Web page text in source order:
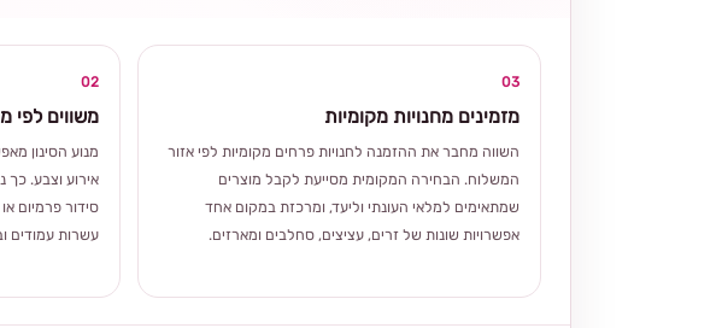
02
משווים לפי
מנוע הסינון
אירוע וצבע. כך
סידור פרמיום
עשרות עמודים
03
מזמינים מחנויות מקומיות
השווה מחבר את ההזמנה לחנויות פרחים מקומיות לפי אזור
המשלוח. הבחירה המקומית מסייעת לקבל מוצרים
שמתאימים למלאי העונתי וליעד, ומרכזת במקום אחד
אפשרויות שונות של זרים, עציצים, סחלבים ומארזים.